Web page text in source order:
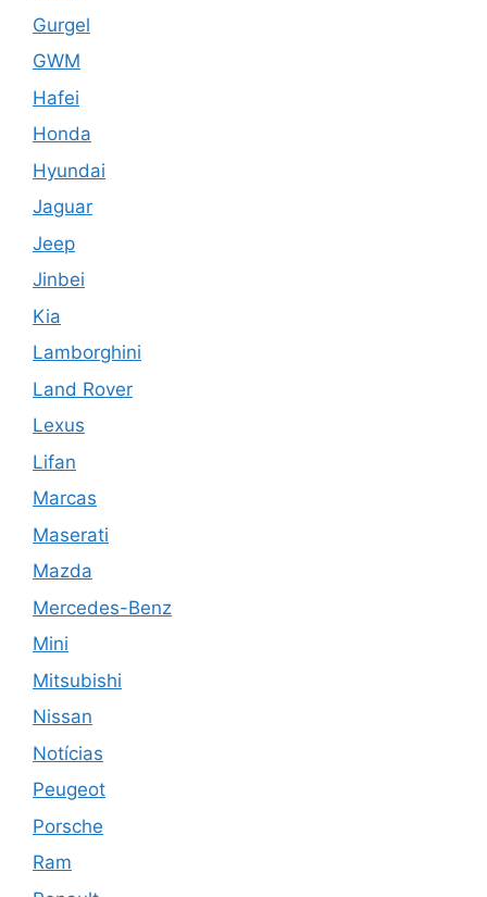
Gurgel
GWM
Hafei
Honda
Hyundai
Jaguar
Jeep
Jinbei
Kia
Lamborghini
Land Rover
Lexus
Lifan
Marcas
Maserati
Mazda
Mercedes-Benz
Mini
Mitsubishi
Nissan
Notícias
Peugeot
Porsche
Ram